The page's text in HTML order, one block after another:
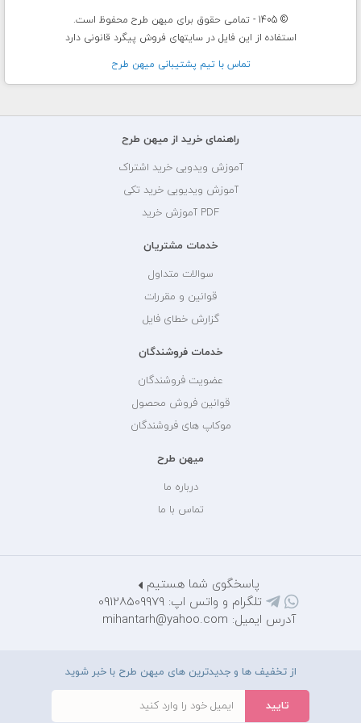
© 1405 - تمامی حقوق برای میهن طرح محفوظ است.
استفاده از این فایل در سایتهای فروش پیگرد قانونی دارد
تماس با تيم پشتيبانی ميهن طرح
راهنمای خرید از میهن طرح
آموزش ویدویی خرید اشتراک
آموزش ویدیویی خرید تکی
PDF آموزش خرید
خدمات مشتریان
سوالات متداول
قوانین و مقررات
گزارش خطای فایل
خدمات فروشندگان
عضویت فروشندگان
قوانین فروش محصول
موکاپ های فروشندگان
میهن طرح
درباره ما
تماس با ما
پاسخگوی شما هستیم
تلگرام و واتس اپ: 09128509979
آدرس ایمیل: mihantarh@yahoo.com
از تخفیف ها و جدیدترین های میهن طرح با خبر شوید